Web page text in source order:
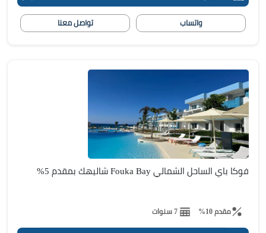
واتساب تواصل معنا
فوكا باي الساحل الشمالي Fouka Bay شاليهك بمقدم 5%
مقدم 10% 7 سنوات